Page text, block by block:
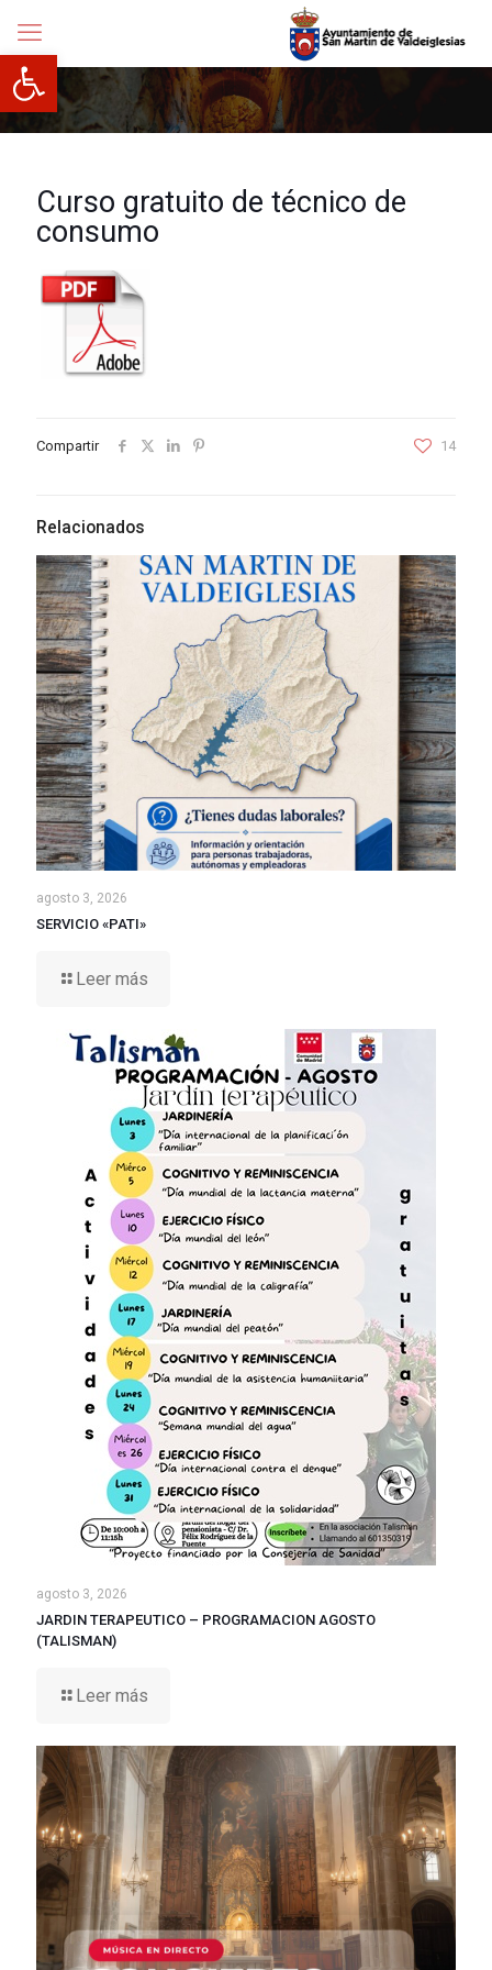
Abrir barra de herramientas
Curso gratuito de técnico de
consumo
Compartir 14
Relacionados
agosto 3, 2026
SERVICIO «PATI»
Leer más
agosto 3, 2026
JARDIN TERAPEUTICO – PROGRAMACION AGOSTO
(TALISMAN)
Leer más